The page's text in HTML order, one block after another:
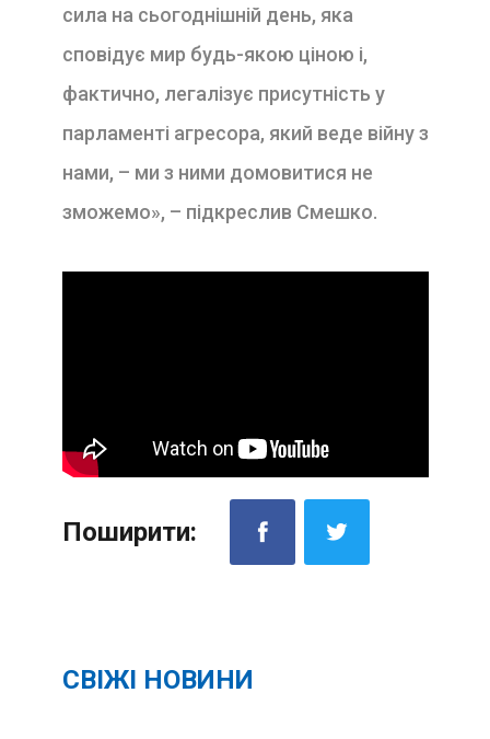
сила на сьогоднішній день, яка
сповідує мир будь-якою ціною і,
фактично, легалізує присутність у
парламенті агресора, який веде війну з
нами, – ми з ними домовитися не
зможемо», – підкреслив Смешко.
Поширити:
СВІЖІ НОВИНИ